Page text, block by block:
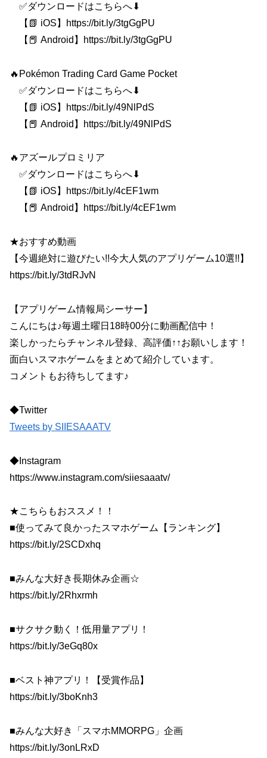
✅ダウンロードはこちらへ⬇
【📗 iOS】https://bit.ly/3tgGgPU
【📕 Android】https://bit.ly/3tgGgPU
🔥Pokémon Trading Card Game Pocket
✅ダウンロードはこちらへ⬇
【📗 iOS】https://bit.ly/49NlPdS
【📕 Android】https://bit.ly/49NlPdS
🔥アズールプロミリア
✅ダウンロードはこちらへ⬇
【📗 iOS】https://bit.ly/4cEF1wm
【📕 Android】https://bit.ly/4cEF1wm
★おすすめ動画
【今週絶対に遊びたい!!今大人気のアプリゲーム10選!!】
https://bit.ly/3tdRJvN
【アプリゲーム情報局シーサー】
こんにちは♪毎週土曜日18時00分に動画配信中！
楽しかったらチャンネル登録、高評価↑↑お願いします！
面白いスマホゲームをまとめて紹介しています。
コメントもお待ちしてます♪
◆Twitter
Tweets by SIIESAAATV
◆Instagram
https://www.instagram.com/siiesaaatv/
★こちらもおススメ！！
■使ってみて良かったスマホゲーム【ランキング】
https://bit.ly/2SCDxhq
■みんな大好き長期休み企画☆
https://bit.ly/2Rhxrmh
■サクサク動く！低用量アプリ！
https://bit.ly/3eGq80x
■ベスト神アプリ！【受賞作品】
https://bit.ly/3boKnh3
■みんな大好き「スマホMMORPG」企画
https://bit.ly/3onLRxD